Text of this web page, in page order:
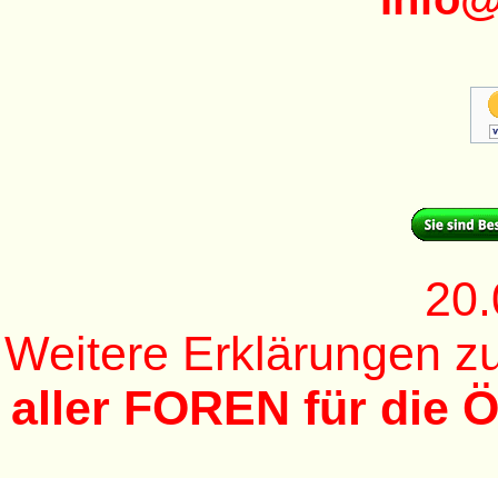
Weitere Erklärungen
aller FOREN für die